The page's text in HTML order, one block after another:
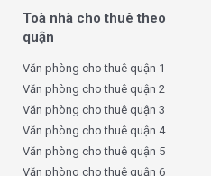
dịch vụ quản lý tòa nhà
chuyên nghiệp, luôn đảm
bảo môi trường làm việc
hàng yên tâm khi làm
còn cung cấp các dịch vụ
đảm bảo rằng mọi thiết bị
hoạt động ổn định và hiệu
Toà nhà cho thuê theo
quận
Văn phòng cho thuê quận 1
Văn phòng cho thuê quận 2
Văn phòng cho thuê quận 3
Văn phòng cho thuê quận 4
Văn phòng cho thuê quận 5
Văn phòng cho thuê quận 6